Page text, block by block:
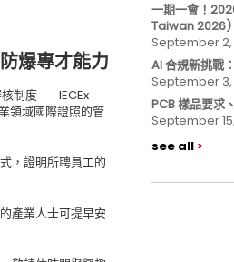
爆專才能力
制度 ── IECEx
域國際證照的管
，證明所聘員工的
產業人士可提早安
一期一會！
Taiwan 2026)
September 2,
AI 合規新挑戰
September 3,
PCB 樣品要求
September
see all